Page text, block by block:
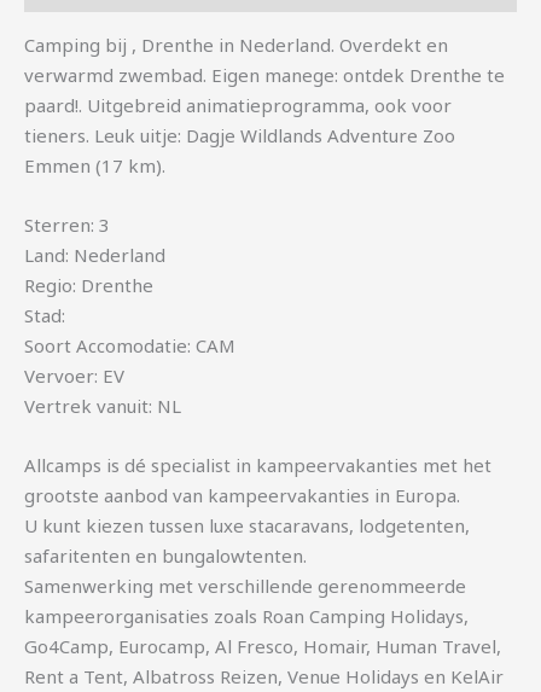
Camping bij , Drenthe in Nederland. Overdekt en
verwarmd zwembad. Eigen manege: ontdek Drenthe te
paard!. Uitgebreid animatieprogramma, ook voor
tieners. Leuk uitje: Dagje Wildlands Adventure Zoo
Emmen (17 km).
Sterren: 3
Land: Nederland
Regio: Drenthe
Stad:
Soort Accomodatie: CAM
Vervoer: EV
Vertrek vanuit: NL
Allcamps is dé specialist in kampeervakanties met het
grootste aanbod van kampeervakanties in Europa.
U kunt kiezen tussen luxe stacaravans, lodgetenten,
safaritenten en bungalowtenten.
Samenwerking met verschillende gerenommeerde
kampeerorganisaties zoals Roan Camping Holidays,
Go4Camp, Eurocamp, Al Fresco, Homair, Human Travel,
Rent a Tent, Albatross Reizen, Venue Holidays en KelAir